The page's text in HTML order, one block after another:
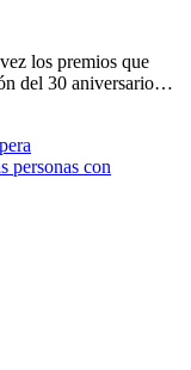
los premios que
del 30 aniversario…
personas con